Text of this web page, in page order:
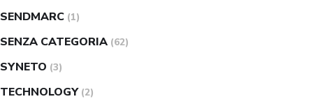
SENDMARC (1)
SENZA CATEGORIA (62)
SYNETO (3)
TECHNOLOGY (2)